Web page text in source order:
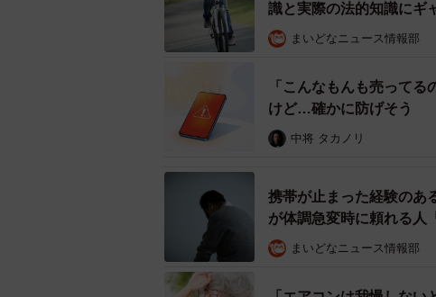
識と実際の法的知識にギ
まいどなニュース情報部
「こんなもんも売って
けど…確かに防げそう
中将 タカノリ
携帯が止まった経験のあ
が体調急変時に頼れる人
まいどなニュース情報部